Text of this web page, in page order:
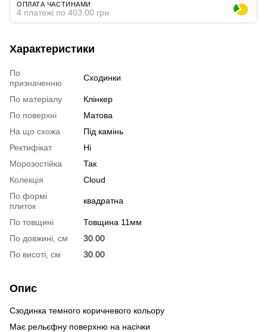
ОПЛАТА ЧАСТИНАМИ
4 платежі по 403.00 грн
Характеристики
По
призначенню
Сходинки
По матеріалу
Клінкер
По поверхні
Матова
На що схожа
Під камінь
Ректифікат
Ні
Морозостійка
Так
Колекція
Cloud
По формі
плиток
квадратна
По товщині
Товщина 11мм
По довжині, см
30.00
По висоті, см
30.00
Опис
Сзодинка темного коричневого кольору
Має рельєфну поверхню на насічки